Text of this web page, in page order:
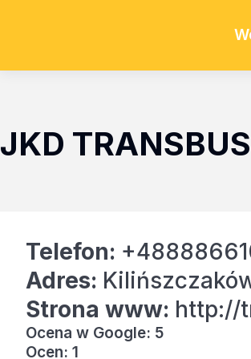
JKD TRANSBUS
Telefon:
Adres:
Strona www: http://
Ocena w Google: 5
Ocen: 1